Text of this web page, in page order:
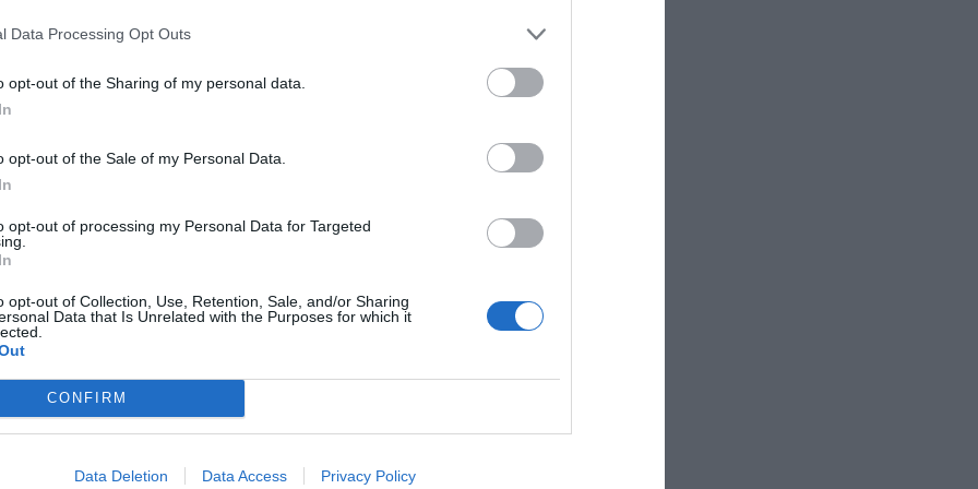
Data Processing Opt Outs
opt-out of the Sharing of my personal data.
opt-out of the Sale of my Personal Data.
opt-out of processing my Personal Data for Targeted
opt-out of Collection, Use, Retention, Sale, and/or Sharing
Data that Is Unrelated with the Purposes for which it
CONFIRM
Data Deletion Data Access Privacy Policy
a l'entrada corresponent de la
trobareu la definició del terme i els
preferida de Google de forma
d'actualitat